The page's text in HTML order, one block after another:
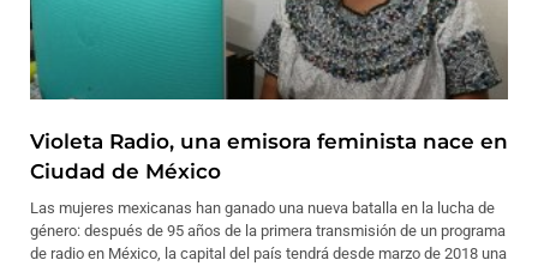
Violeta Radio, una emisora feminista nace en
Ciudad de México
Las mujeres mexicanas han ganado una nueva batalla en la lucha de
género: después de 95 años de la primera transmisión de un programa
de radio en México, la capital del país tendrá desde marzo de 2018 una